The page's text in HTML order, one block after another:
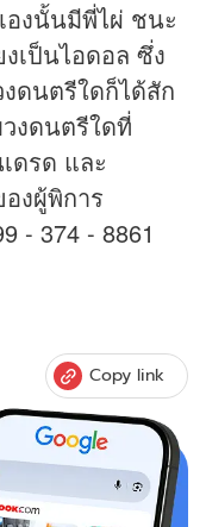
องนั้นมีพี่ไผ่ ชนะ
เป็นไอดอล ซึ่ง
ดนตรีใดก็ได้สัก
งดนตรีใดที่
ดรด และ
งผู้พิการ
- 374 - 8861
Copy link